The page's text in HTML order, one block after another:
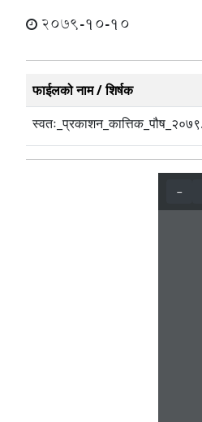
2079-10-10
फाईलको नाम / शिर्षक